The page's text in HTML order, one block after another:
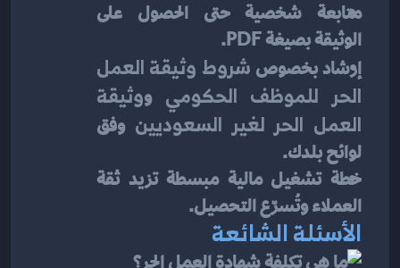
الوثيقة بصيغة PDF.
إرشاد بخصوص
الحر للموظف الحكومي و
العمل الحر لغير السعوديين
لوائح بلدك.
خطة تشغيل مالية مبسطة تزيد ثقة
العملاء وتُسرّع التحصيل.
الأسئلة الشائعة